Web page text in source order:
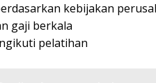
kebijakan
gaji berkala
pelatihan